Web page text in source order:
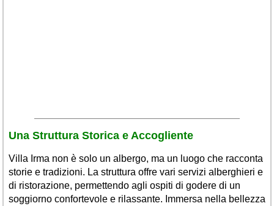
Una Struttura Storica e Accogliente
Villa Irma non è solo un albergo, ma un luogo che racconta
storie e tradizioni. La struttura offre vari servizi alberghieri e
di ristorazione, permettendo agli ospiti di godere di un
soggiorno confortevole e rilassante. Immersa nella bellezza